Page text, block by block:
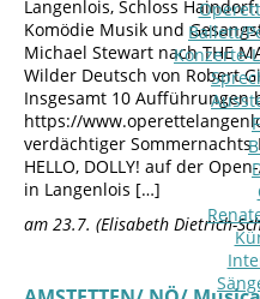
Ballett/
Konzerte-
Langenlois, Schloss
Komödie Musik und
Michael Stewart nach THE
Wilder Deutsch von Robert
Insgesamt 10 Aufführungen
https://
verdächtiger
HELLO, DOLLY! auf der
in Langenlois […]
am 23.7. (Elisabeth Dietrich-